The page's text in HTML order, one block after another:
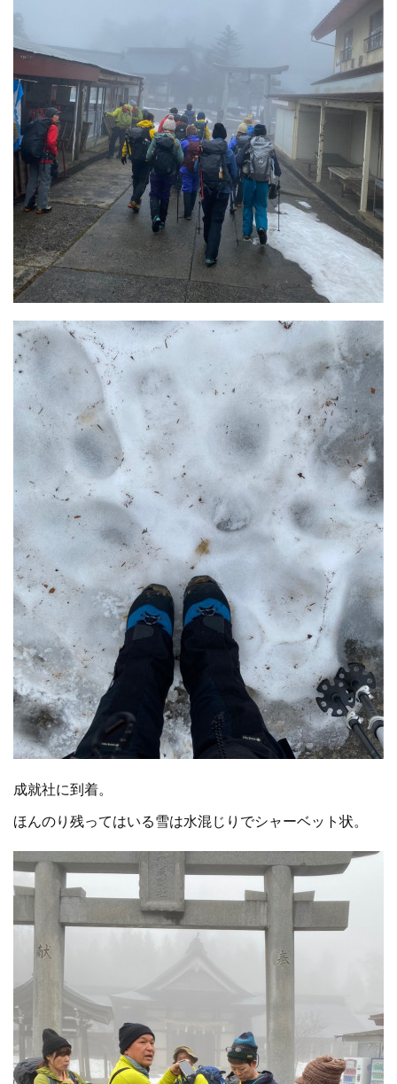
成就社に到着。
ほんのり残ってはいる雪は水混じりでシャーベット状。